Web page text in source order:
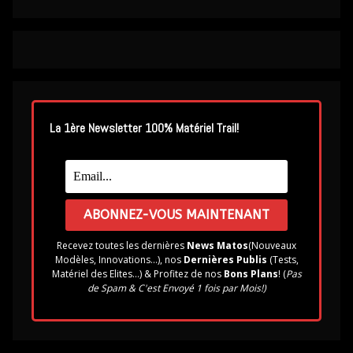
La 1ère Newsletter 100% Matériel Trail!
Recevez toutes les dernières News Matos(Nouveaux
Modèles, Innovations...), nosDernières Publis (Tests,
Matériel des Elites...) & Profitez de nosBons Plans! (Pas
de Spam & C'est Envoyé 1 fois par Mois!)